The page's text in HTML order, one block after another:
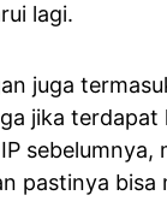
lagi.
juga
jika terdapat
sebelumnya,
pastinya bisa